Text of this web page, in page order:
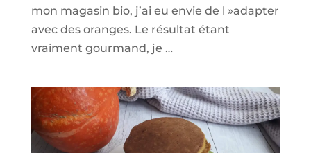
mon magasin bio, j’ai eu envie de l »adapter
avec des oranges. Le résultat étant
vraiment gourmand, je …